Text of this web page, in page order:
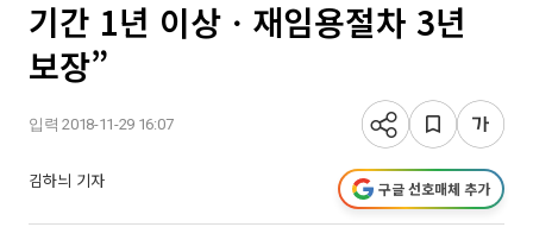
기간 1년 이상ㆍ재임용절차 3년
보장”
입력 2018-11-29 16:07
김하늬 기자 구글 선호매체 추가